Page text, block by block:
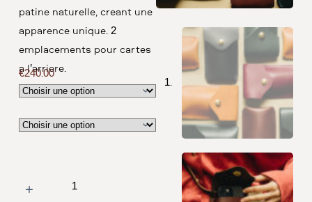
patine naturelle, créant une
apparence unique. 2
emplacements pour cartes
à l’arrière.
€240.00